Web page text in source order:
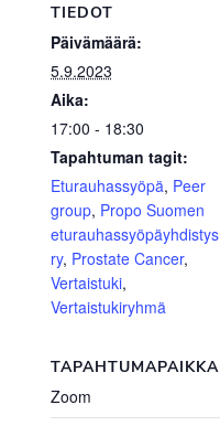
TIEDOT
Päivämäärä:
5.9.2023
Aika:
17:00 - 18:30
Tapahtuman tagit:
Eturauhassyöpä, Peer
group, Propo Suomen
eturauhassyöpäyhdistys
ry, Prostate Cancer,
Vertaistuki,
Vertaistukiryhmä
TAPAHTUMAPAIKKA
Zoom